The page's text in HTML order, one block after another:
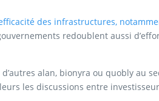
des infrastructures,
redoublent aussi
alan, bionyra ou quobly au
les discussions entre